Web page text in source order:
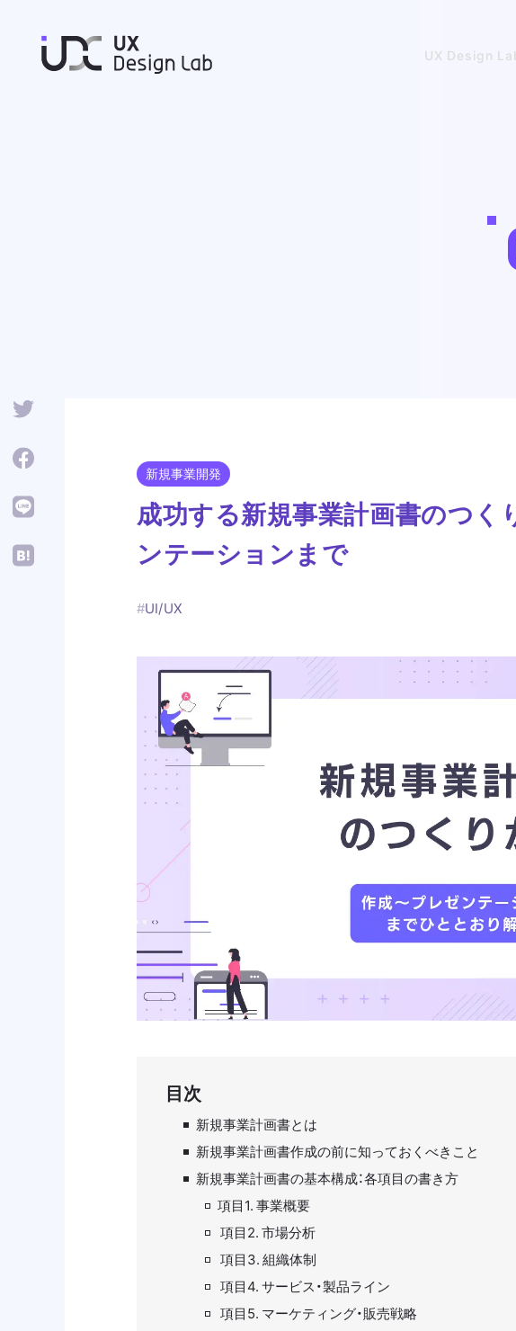
UX Design
新規事業開発
成功する新規事業計画書のつく
ンテーションまで
#UI/UX
目次
新規事業計画書とは
新規事業計画書作成の前に知っておくべきこと
新規事業計画書の基本構成：各項目の書き方
項目1. 事業概要
項目2. 市場分析
項目3. 組織体制
項目4. サービス・製品ライン
項目5. マーケティング・販売戦略